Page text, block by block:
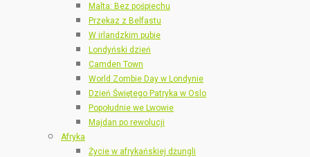
Malta: Bez pośpiechu
Przekaz z Belfastu
W irlandzkim pubie
Londyński dzień
Camden Town
World Zombie Day w Londynie
Dzień Świętego Patryka w Oslo
Popołudnie we Lwowie
Majdan po rewolucji
Afryka
Życie w afrykańskiej dżungli